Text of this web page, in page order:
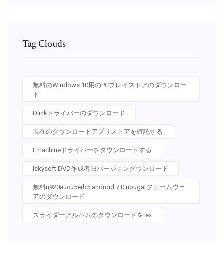
Tag Clouds
無料のWindows 10用のPCプレイストアのダウンロー
ド
Dlinkドライバーのダウンロード
現在のダウンロードアプリストアを確認する
Emachineドライバーをダウンロードする
Iskysoft DVD作成者旧バージョンダウンロード
無料n920aucu5erb5 android 7.0 nougatファームウェ
アのダウンロード
スライダーアルバムのダウンロードをrex